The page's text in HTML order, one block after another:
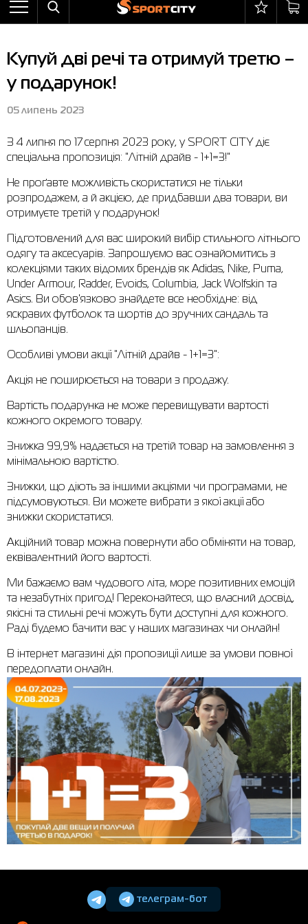
Назад
Штани
Вітрівки
Комбінезони
Купальники
Легінси
Майки
Сорочки
Термобілизна
Толстовки
Футболки
Спідниці
Назад
Кросівки
Пляжне взуття
Сандалі
Назад
Бейсболки та панами
Бокс
М'ячі
Рукавиці
Рюкзаки
Сумки
Фітнес та йога
Шапки
Шарфи
Назад
Arena
Asics
Evoids
Larum
Nike
Puma
Skechers
The North Face
Under Armour
WHS
Назад
Бра
Штани
Костюми
Легінси
Футболки
Черевики
Напівчеревики
Сандалі
Бренди
adidas
Nike
Radder
Назад
Повернення та обмін
Гарантія на товари
Контакт центр
Часті питання (FAQ)
Особистий кабінет
Купуй дві речі та отримуй третю –
у подарунок!
05 липень 2023
З 4 липня по 17 серпня 2023 року, у SPORT CITY діє
спеціальна пропозиція: "Літній драйв - 1+1=3!"
Не проґавте можливість скористатися не тільки
розпродажем, а й акцією, де придбавши два товари, ви
отримуєте третій у подарунок!
Підготовлений для вас широкий вибір стильного літнього
одягу та аксесуарів. Запрошуємо вас ознайомитись з
колекціями таких відомих брендів як Adidas, Nike, Puma,
Under Armour, Radder, Evoids, Columbia, Jack Wolfskin та
Asics. Ви обов'язково знайдете все необхідне: від
яскравих футболок та шортів до зручних сандаль та
шльопанців.
Особливі умови акції "Літній драйв - 1+1=3":
Акція не поширюється на товари з продажу.
Вартість подарунка не може перевищувати вартості
кожного окремого товару.
Знижка 99,9% надається на третій товар на замовлення з
мінімальною вартістю.
Знижки, що діють за іншими акціями чи програмами, не
підсумовуються. Ви можете вибрати з якої акції або
знижки скористатися.
Акційний товар можна повернути або обміняти на товар,
еквівалентний його вартості.
Ми бажаємо вам чудового літа, море позитивних емоцій
та незабутніх пригод! Переконайтеся, що власний досвід,
якісні та стильні речі можуть бути доступні для кожного.
Раді будемо бачити вас у наших магазинах чи онлайн!
В інтернет магазині дія пропозиції лише за умови повної
передоплати онлайн.
телеграм-бот